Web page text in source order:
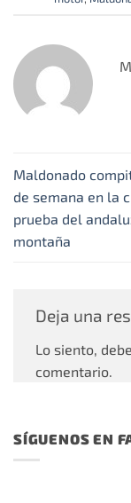
Maldonado
de semana en la
prueba del
montaña
Deja una
Lo siento,
comentario.
SÍGUENOS EN